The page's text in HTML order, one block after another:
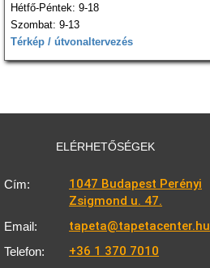
Hétfő-Péntek: 9-18
Szombat: 9-13
Térkép / útvonaltervezés
ELÉRHETŐSÉGEK
Cím:
1047 Budapest Perényi
Zsigmond u. 47.
Email: tapeta@tapetacenter.hu
Telefon: +36 1 370 7010